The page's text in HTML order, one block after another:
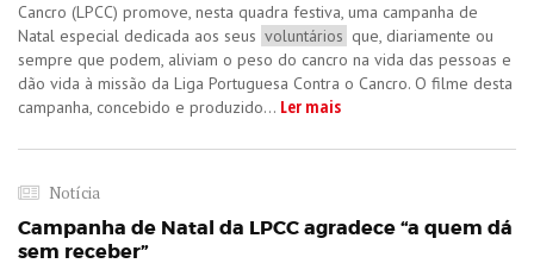
Cancro (LPCC) promove, nesta quadra festiva, uma campanha de
Natal especial dedicada aos seus voluntários que, diariamente ou
sempre que podem, aliviam o peso do cancro na vida das pessoas e
dão vida à missão da Liga Portuguesa Contra o Cancro. O filme desta
campanha, concebido e produzido... Ler mais
Notícia
Campanha de Natal da LPCC agradece “a quem dá
sem receber”